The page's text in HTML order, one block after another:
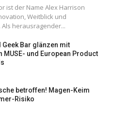
ist der Name Alex Harrison
Weitblick und
herausragender...
Geek Bar glänzen mit
MUSE- und European Product
betroffen! Magen-Keim
Risiko